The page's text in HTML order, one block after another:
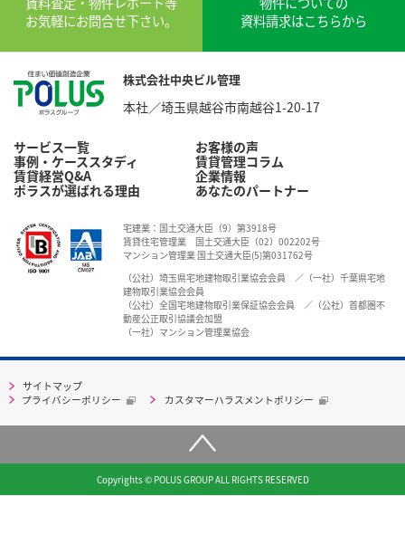
お気軽にお問合せ下さい。
資料請求はこちらから
株式会社中央ビル管理
本社／埼玉県越谷市南越谷1-20-17
サービス一覧
事例・ケーススタディ
賃貸経営Q&A
ポラスが選ばれる理由
お客様の声
賃貸管理コラム
企業情報
あなたのパートナー
宅建業：国土交通大臣（9）第3918号
賃貸住宅管理業 国土交通大臣（02）002202号
マンション管理業 国土交通大臣(5)第031762号
（公社）埼玉県宅地建物取引業協会会員 ／（一社）千葉県宅地
建物取引業協会会員
（公社）全国宅地建物取引業保証協会会員 ／（公社）首都圏不
動産公正取引協議会加盟
（一社）マンション管理業協会
サイトマップ
プライバシーポリシー カスタマーハラスメントポリシー
Copyrights © POLUS GROUP ALL RIGHTS RESERVED